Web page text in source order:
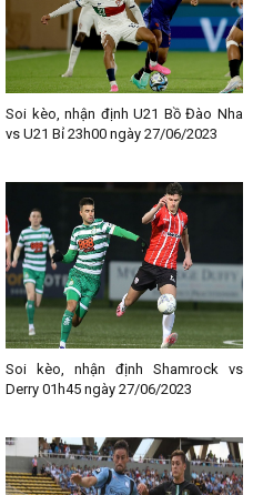
Soi kèo, nhận định U21 Bồ Đào Nha
vs U21 Bỉ 23h00 ngày 27/06/2023
Soi kèo, nhận định Shamrock vs
Derry 01h45 ngày 27/06/2023